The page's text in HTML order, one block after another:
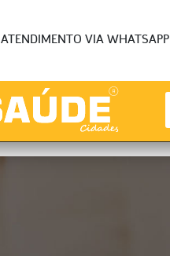
ATENDIMENTO VIA WHATSAPP